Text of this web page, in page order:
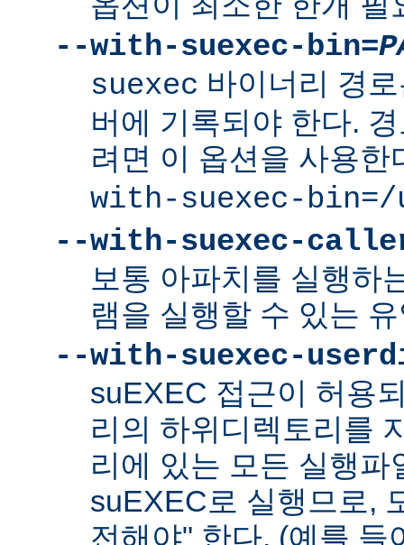
--with-suexec-bin=
suexec 바이너리 경
버에 기록되야 한다.
려면 이 옵션을 사용
with-suexec-
--with-suexec-
보통 아파치를 실행하
램을 실행할 수 있는
--with-suexec-
suEXEC 접근이 허용
리의 하위디렉토리를
리에 있는 모든 실행파
suEXEC로 실행므로,
전해야" 한다. (예를 들